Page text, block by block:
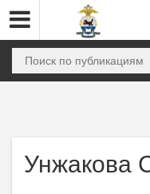
Унжакова